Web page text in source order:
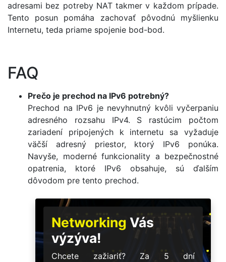
adresami bez potreby NAT takmer v každom prípade.
Tento posun pomáha zachovať pôvodnú myšlienku
Internetu, teda priame spojenie bod-bod.
FAQ
Prečo je prechod na IPv6 potrebný?
Prechod na IPv6 je nevyhnutný kvôli vyčerpaniu
adresného rozsahu IPv4. S rastúcim počtom
zariadení pripojených k internetu sa vyžaduje
väčší adresný priestor, ktorý IPv6 ponúka.
Navyše, moderné funkcionality a bezpečnostné
opatrenia, ktoré IPv6 obsahuje, sú ďalším
dôvodom pre tento prechod.
Networking Vás
výzýva!
Chcete zažiariť? Za 5 dní